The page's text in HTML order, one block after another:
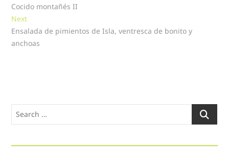
de
entradas
post:
Cocido montañés II
NextNext
post:
Ensalada de pimientos de Isla, ventresca de bonito y
anchoas
Search